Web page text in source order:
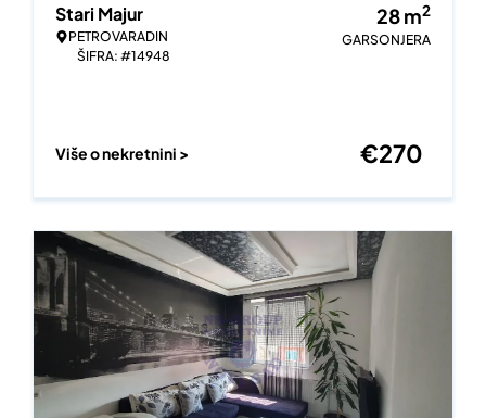
Stari Majur
PETROVARADIN
ŠIFRA: #14948
28m2
GARSONJERA
Više o nekretnini > €270